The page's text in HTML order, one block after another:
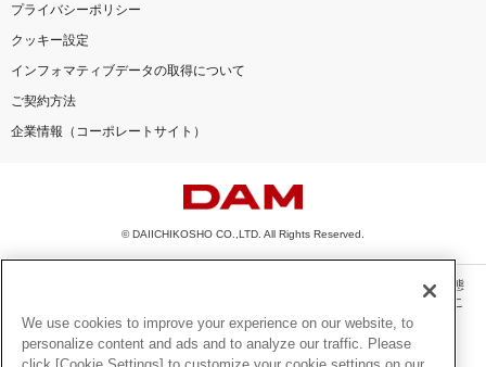
プライバシーポリシー
クッキー設定
インフォマティブデータの取得について
ご契約方法
企業情報（コーポレートサイト）
© DAIICHIKOSHO CO.,LTD. All Rights Reserved.
このサイトに掲載されている一切の文章・画像・写真・動画・音声等を、手段や形態
を問わず、著作権法の定める範囲を超えて無断で複製、転載、ファイル化などするこ
とを禁じます。
楽曲及びコンテンツは、機種によりご利用いただけない場合があります。
We use cookies to improve your experience on our website, to
personalize content and ads and to analyze our traffic. Please